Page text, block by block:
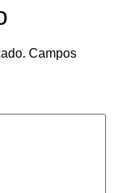
Campos